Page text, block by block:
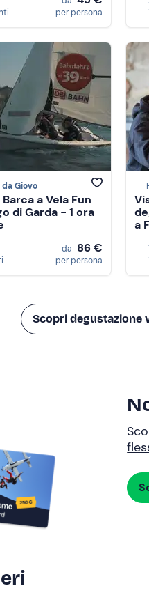
per persona
Giovo
a Vela Fun
di Garda - 1 ora
da 86 €
per persona
a
Scopri degustazione